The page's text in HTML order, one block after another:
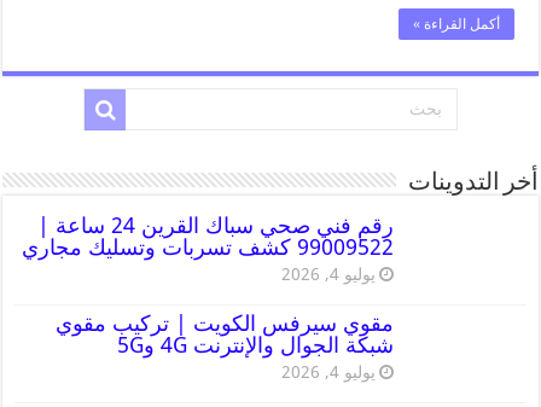
أكمل القراءة »
أخر التدوينات
رقم فني صحي سباك القرين 24 ساعة |
99009522 كشف تسربات وتسليك مجاري
يوليو 4, 2026
مقوي سيرفس الكويت | تركيب مقوي
شبكة الجوال والإنترنت 4G و5G
يوليو 4, 2026